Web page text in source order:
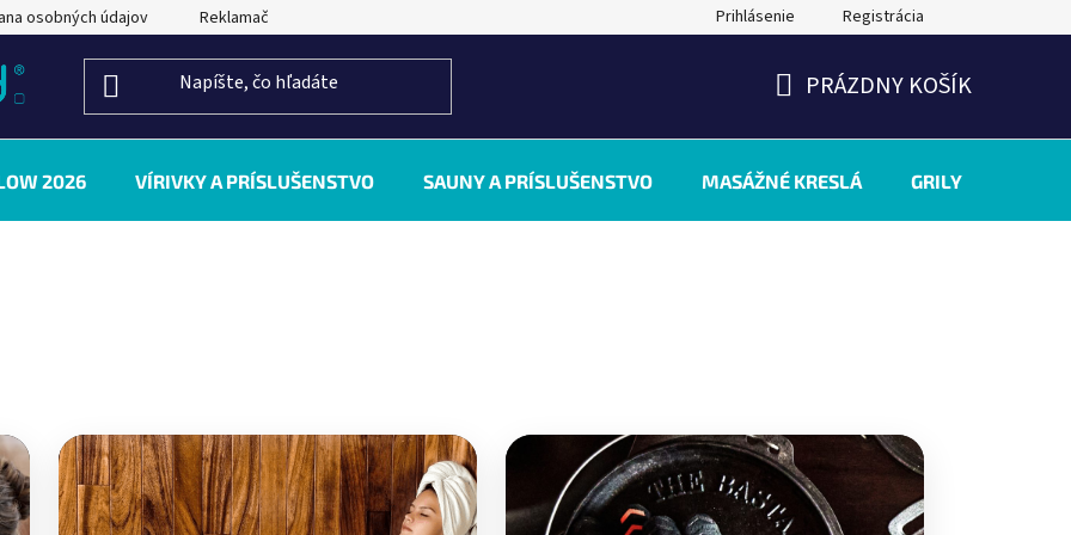
osobných údajov Reklamačný poriadok Prihlásenie Registrácia
KOŠÍK
PRÁZDNY KOŠÍK
2026 VÍRIVKY A PRÍSLUŠENSTVO SAUNY A PRÍSLUŠENSTVO MASÁŽNÉ KRESLÁ GRILY